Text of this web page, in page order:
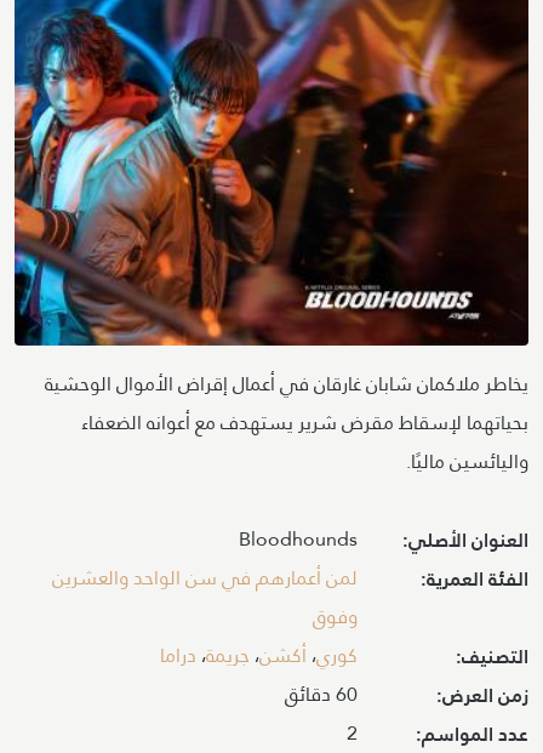
يخاطر ملاكمان شابان غارقان في أعمال إقراض الأموال الوحشية
بحياتهما لإسقاط مقرض شرير يستهدف مع أعوانه الضعفاء
واليائسين ماليًا.
العنوان الأصلي: Bloodhounds
الفئة العمرية:
لمن أعمارهم في سن الواحد والعشرين
وفوق
التصنيف: كوري،أكشن،جريمة،دراما
زمن العرض: 60 دقائق
عدد المواسم: 2